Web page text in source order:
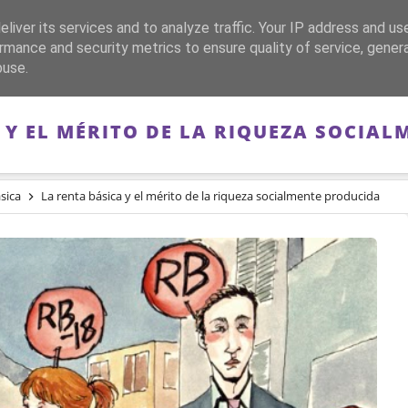
FRANQUISMO GUERRA DE ESPAÑA MEMORIA
EL MÉRITO DE LA RIQUEZA
La renta básica y el mérito de la riqueza socialmente producida
its services and to analyze traffic. Your IP address and
and security metrics to ensure quality of service,